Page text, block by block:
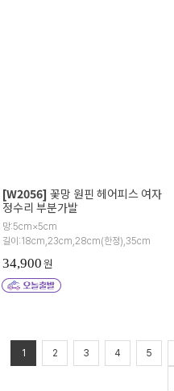
[W2056] 꽃망 원핀 헤어피스 여자
정수리 부분가발
망:5cm×5cm
길이:18cm,23cm,28cm(한정),35cm
34,900원
1 2 3 4 5